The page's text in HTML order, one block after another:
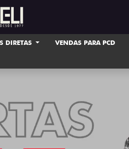
DIRETAS VENDAS PARA PCD